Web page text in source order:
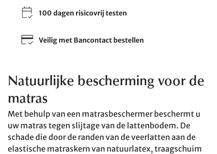
100 dagen risicovrij testen
Veilig met Bancontact bestellen
Natuurlijke bescherming voor de
matras
Met behulp van een matrasbeschermer beschermt u
uw matras tegen slijtage van de lattenbodem. De
schade die door de randen van de veerlatten aan de
elastische matraskern van natuurlatex, traagschuim